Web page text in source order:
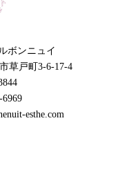
ボンニュイ
草戸町3-6-17-4
esthe.com